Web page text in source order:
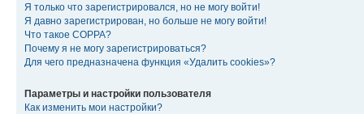
Я только что зарегистрировался, но не могу войти!
Я давно зарегистрирован, но больше не могу войти!
Что такое COPPA?
Почему я не могу зарегистрироваться?
Для чего предназначена функция «Удалить cookies»?
Параметры и настройки пользователя
Как изменить мои настройки?